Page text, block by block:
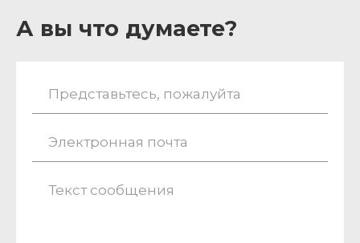
А вы что думаете?